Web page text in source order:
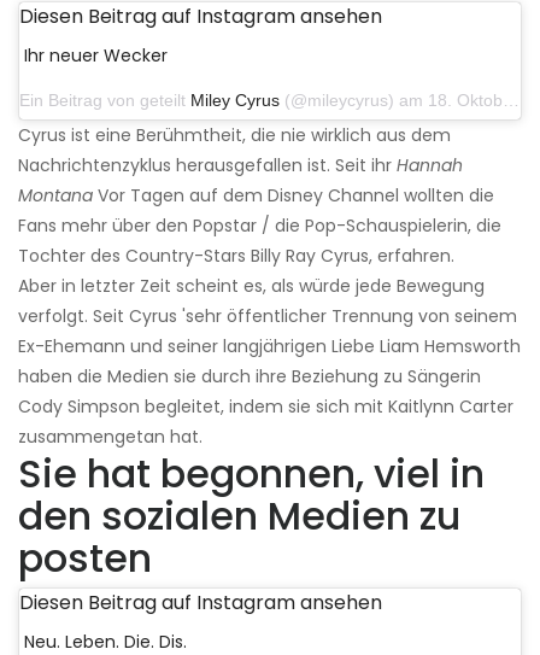
Diesen Beitrag auf Instagram ansehen
Ihr neuer Wecker
Ein Beitrag von geteilt Miley Cyrus (@mileycyrus) am 18. Oktober 2019 um 19:03 Uhr PDT
Cyrus ist eine Berühmtheit, die nie wirklich aus dem
Nachrichtenzyklus herausgefallen ist. Seit ihr Hannah
Montana Vor Tagen auf dem Disney Channel wollten die
Fans mehr über den Popstar / die Pop-Schauspielerin, die
Tochter des Country-Stars Billy Ray Cyrus, erfahren.
Aber in letzter Zeit scheint es, als würde jede Bewegung
verfolgt. Seit Cyrus 'sehr öffentlicher Trennung von seinem
Ex-Ehemann und seiner langjährigen Liebe Liam Hemsworth
haben die Medien sie durch ihre Beziehung zu Sängerin
Cody Simpson begleitet, indem sie sich mit Kaitlynn Carter
zusammengetan hat.
Sie hat begonnen, viel in
den sozialen Medien zu
posten
Diesen Beitrag auf Instagram ansehen
Neu. Leben. Die. Dis.